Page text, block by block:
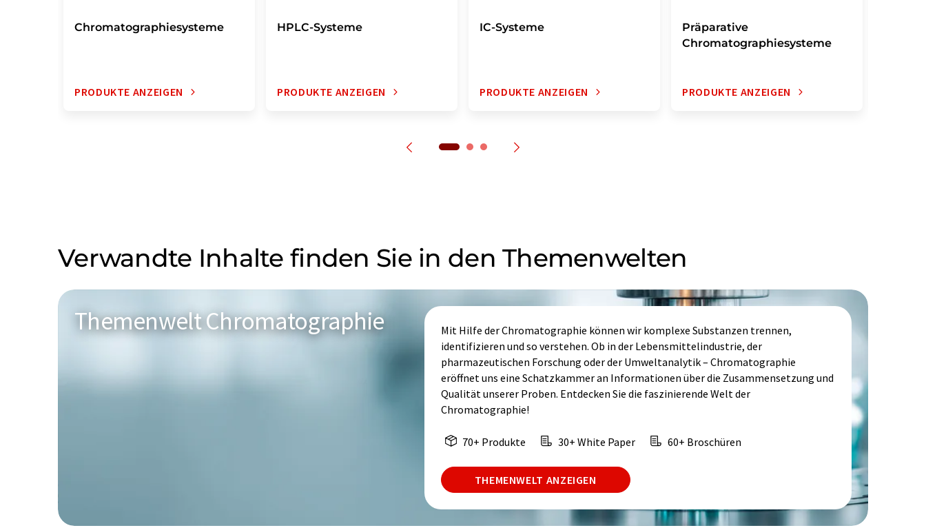
Chromatographiesysteme
PRODUKTE ANZEIGEN
HPLC-Systeme
PRODUKTE ANZEIGEN
IC-Systeme
PRODUKTE ANZEIGEN
Präparative
Chromatographiesysteme
PRODUKTE ANZEIGEN
Verwandte Inhalte finden Sie in den Themenwelten
Themenwelt Chromatographie
Mit Hilfe der Chromatographie können wir komplexe Substanzen trennen,
identifizieren und so verstehen. Ob in der Lebensmittelindustrie, der
pharmazeutischen Forschung oder der Umweltanalytik – Chromatographie
eröffnet uns eine Schatzkammer an Informationen über die Zusammensetzung und
Qualität unserer Proben. Entdecken Sie die faszinierende Welt der
Chromatographie!
70+ Produkte 30+ White Paper 60+ Broschüren
THEMENWELT ANZEIGEN